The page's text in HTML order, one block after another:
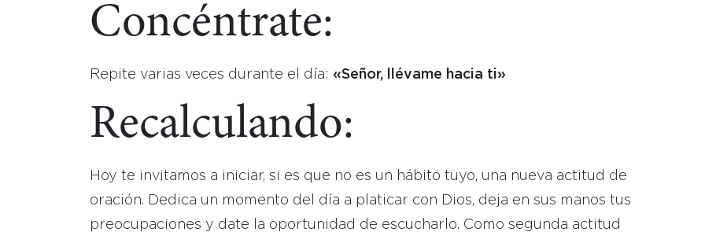
Concéntrate:
Repite varias veces durante el día: «Señor, llévame hacia ti»
Recalculando:
Hoy te invitamos a iniciar, si es que no es un hábito tuyo, una nueva actitud de
oración. Dedica un momento del día a platicar con Dios, deja en sus manos tus
preocupaciones y date la oportunidad de escucharlo. Como segunda actitud